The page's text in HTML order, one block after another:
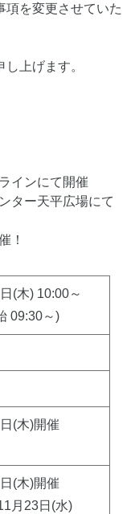
項を変更させていた
上げます。
インにて開催
ター天平広場にて
！
(木) 10:00～
09:30～)
(木)開催
(木)開催
月23日(水)